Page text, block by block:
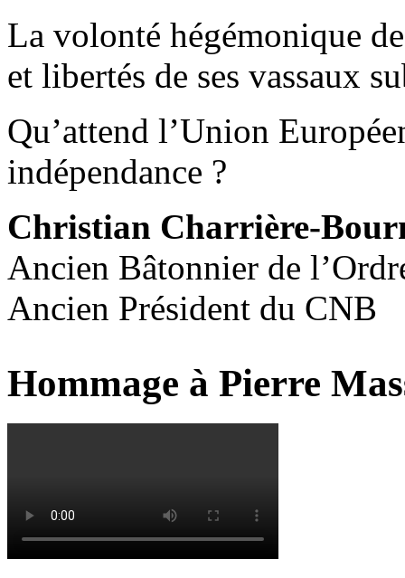
La volonté hégémonique
et libertés de ses vassaux
Qu’attend l’Union
indépendance ?
Christian Charrière-
Ancien Bâtonnier de
Ancien Président du CNB
Hommage à Pierre